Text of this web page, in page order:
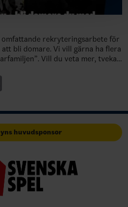
rekryteringsarbete för
Vi vill gärna ha flera
veta mer, tveka
huvudsponsor